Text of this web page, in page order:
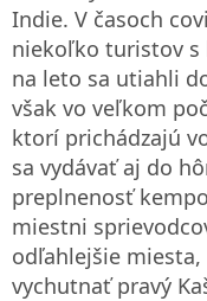
Indie. V časoch
niekoľko turistov
na leto sa utiahli
však vo veľkom
ktorí prichádzajú
sa vydávať aj do
preplnenosť
miestni
odľahlejšie
vychutnať pravý